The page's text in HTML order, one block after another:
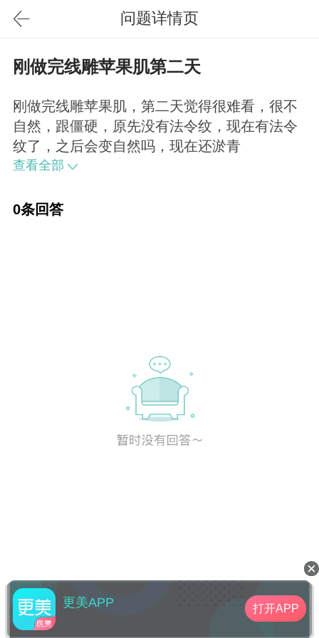
问题详情页
刚做完线雕苹果肌第二天
刚做完线雕苹果肌，第二天觉得很难看，很不
自然，跟僵硬，原先没有法令纹，现在有法令
纹了，之后会变自然吗，现在还淤青
查看全部
0条回答
更美APP 打开APP